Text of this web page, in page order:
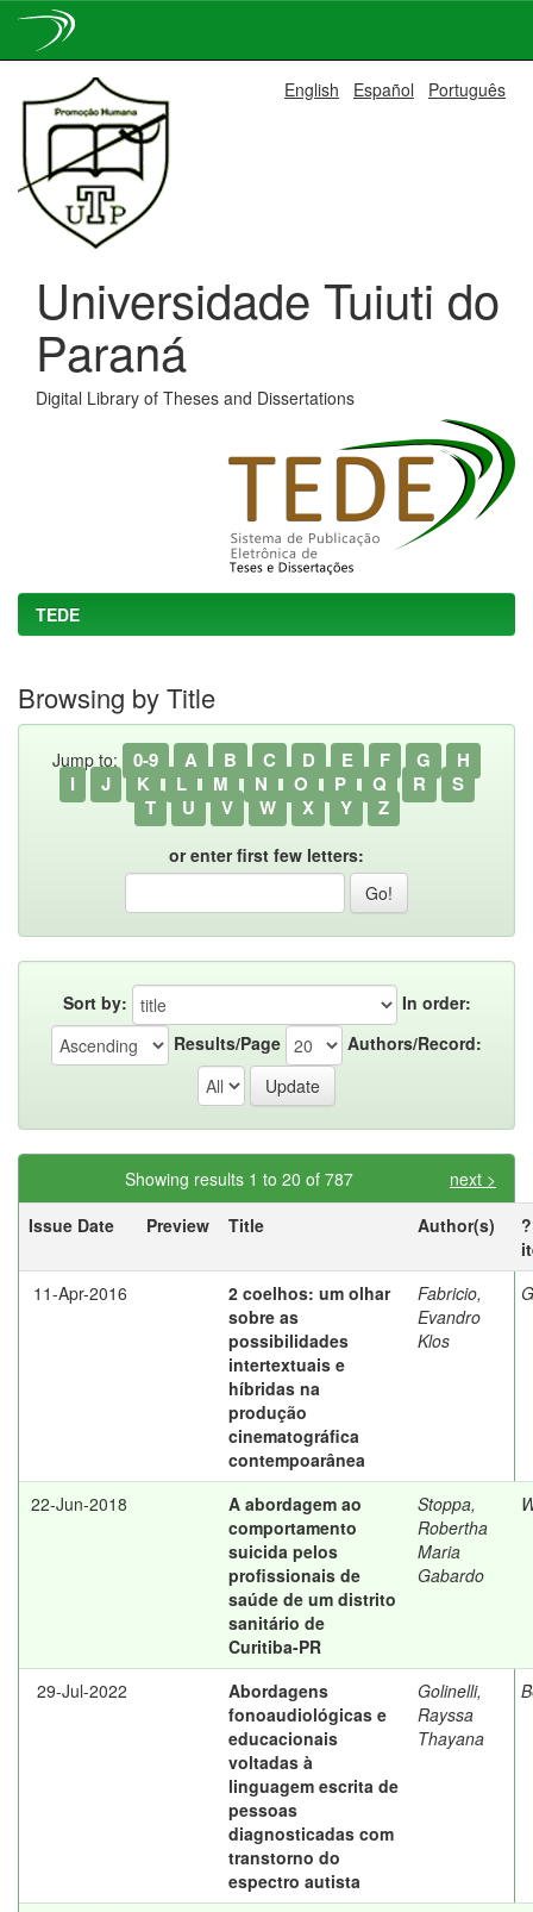
navigation
English Español Português
Universidade Tuiuti do
Paraná
Digital Library of Theses and Dissertations
TEDE
Browsing by Title
Jump to: 0-9 A B C D E F G
H
I
J K L M N O P Q R
S
T
U V W X Y Z
or enter first few letters:
Sort by:
In order:
Results/Page
Authors/Record:
Showing results 1 to 20 of 787
next >
Issue Date
Preview Title Author(s)
11-Apr-2016
2 coelhos: um olhar
sobre as
possibilidades
intertextuais e
híbridas na
produção
cinematográfica
contempoarânea
Fabricio,
Evandro
Klos
22-Jun-2018
A abordagem ao
comportamento
suicida pelos
profissionais de
saúde de um distrito
sanitário de
Curitiba-PR
Stoppa,
Robertha
Maria
Gabardo
29-Jul-2022
Abordagens
fonoaudiológicas e
educacionais
voltadas à
linguagem escrita de
pessoas
diagnosticadas com
transtorno do
espectro autista
Golinelli,
Rayssa
Thayana